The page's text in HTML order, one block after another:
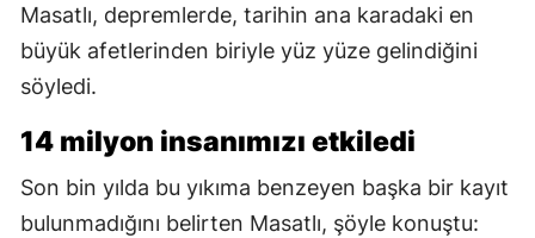
Masatlı, depremlerde, tarihin ana karadaki en
büyük afetlerinden biriyle yüz yüze gelindiğini
söyledi.
14 milyon insanımızı etkiledi
Son bin yılda bu yıkıma benzeyen başka bir kayıt
bulunmadığını belirten Masatlı, şöyle konuştu: